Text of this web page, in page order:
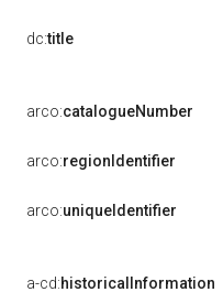
dc:title
arco:catalogueNumber
arco:regionIdentifier
arco:uniqueIdentifier
a-cd:historicalInformation